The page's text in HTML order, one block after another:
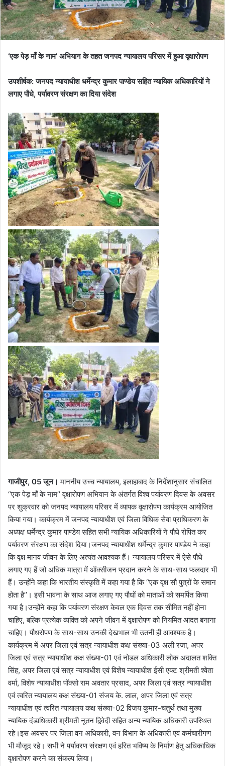
‘एक पेड़ माँ के नाम’ अभियान के तहत जनपद न्यायालय परिसर में हुआ वृक्षारोपण
उपशीर्षक: जनपद न्यायाधीश धर्मेन्द्र कुमार पाण्डेय सहित न्यायिक अधिकारियों ने
लगाए पौधे, पर्यावरण संरक्षण का दिया संदेश
गाजीपुर, 05 जून। माननीय उच्च न्यायालय, इलाहाबाद के निर्देशानुसार संचालित
‘‘एक पेड़ माँ के नाम’’ वृक्षारोपण अभियान के अंतर्गत विश्व पर्यावरण दिवस के अवसर
पर शुक्रवार को जनपद न्यायालय परिसर में व्यापक वृक्षारोपण कार्यक्रम आयोजित
किया गया। कार्यक्रम में जनपद न्यायाधीश एवं जिला विधिक सेवा प्राधिकरण के
अध्यक्ष धर्मेन्द्र कुमार पाण्डेय सहित सभी न्यायिक अधिकारियों ने पौधे रोपित कर
पर्यावरण संरक्षण का संदेश दिया।जनपद न्यायाधीश धर्मेन्द्र कुमार पाण्डेय ने कहा
कि वृक्ष मानव जीवन के लिए अत्यंत आवश्यक हैं। न्यायालय परिसर में ऐसे पौधे
लगाए गए हैं जो अधिक मात्रा में ऑक्सीजन प्रदान करने के साथ-साथ फलदार भी
हैं। उन्होंने कहा कि भारतीय संस्कृति में कहा गया है कि ‘‘एक वृक्ष सौ पुत्रों के समान
होता है’’। इसी भावना के साथ आज लगाए गए पौधों को माताओं को समर्पित किया
गया है।उन्होंने कहा कि पर्यावरण संरक्षण केवल एक दिवस तक सीमित नहीं होना
चाहिए, बल्कि प्रत्येक व्यक्ति को अपने जीवन में वृक्षारोपण को नियमित आदत बनाना
चाहिए। पौधरोपण के साथ-साथ उनकी देखभाल भी उतनी ही आवश्यक है।
कार्यक्रम में अपर जिला एवं सत्र न्यायाधीश कक्ष संख्या-03 अली रजा, अपर
जिला एवं सत्र न्यायाधीश कक्ष संख्या-01 एवं नोडल अधिकारी लोक अदालत शक्ति
सिंह, अपर जिला एवं सत्र न्यायाधीश एवं विशेष न्यायाधीश ईसी एक्ट श्रीमती श्वेता
वर्मा, विशेष न्यायाधीश पॉक्सो राम अवतार प्रसाद, अपर जिला एवं सत्र न्यायाधीश
एवं त्वरित न्यायालय कक्ष संख्या-01 संजय के. लाल, अपर जिला एवं सत्र
न्यायाधीश एवं त्वरित न्यायालय कक्ष संख्या-02 विजय कुमार-चतुर्थ तथा मुख्य
न्यायिक दंडाधिकारी श्रीमती नूतन द्विवेदी सहित अन्य न्यायिक अधिकारी उपस्थित
रहे।इस अवसर पर जिला वन अधिकारी, वन विभाग के अधिकारी एवं कर्मचारीगण
भी मौजूद रहे। सभी ने पर्यावरण संरक्षण एवं हरित भविष्य के निर्माण हेतु अधिकाधिक
वृक्षारोपण करने का संकल्प लिया।